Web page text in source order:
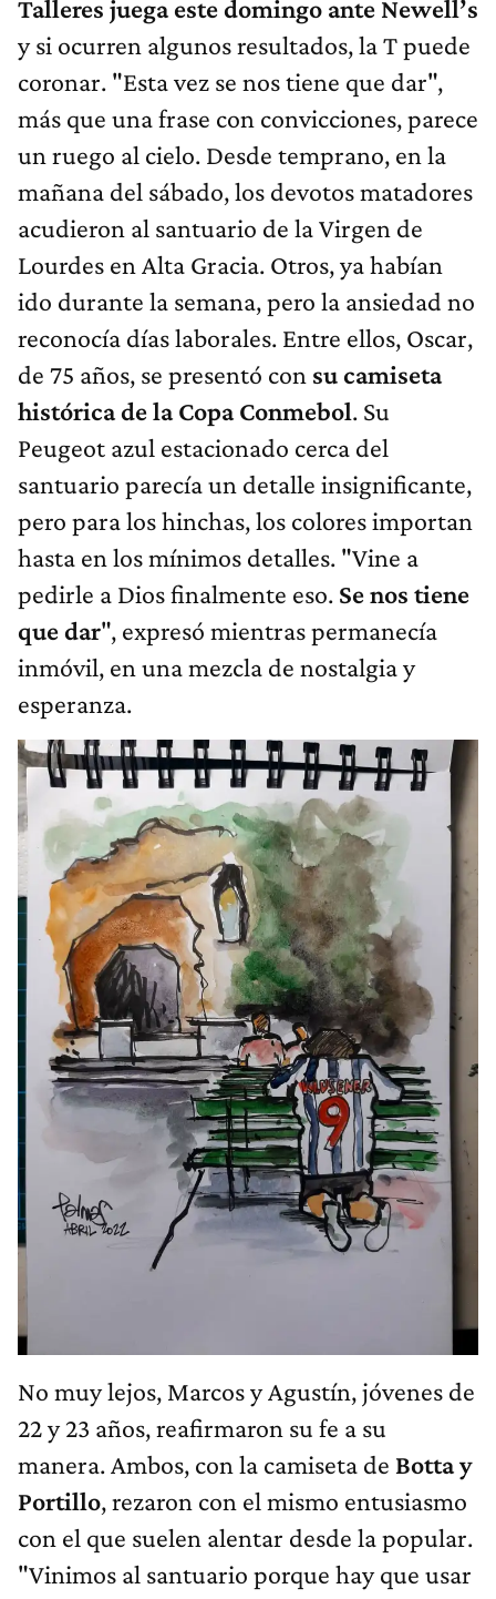
Talleres juega este domingo ante Newell’s
y si ocurren algunos resultados, la T puede
coronar. "Esta vez se nos tiene que dar",
más que una frase con convicciones, parece
un ruego al cielo. Desde temprano, en la
mañana del sábado, los devotos matadores
acudieron al santuario de la Virgen de
Lourdes en Alta Gracia. Otros, ya habían
ido durante la semana, pero la ansiedad no
reconocía días laborales. Entre ellos, Oscar,
de 75 años, se presentó con su camiseta
histórica de la Copa Conmebol. Su
Peugeot azul estacionado cerca del
santuario parecía un detalle insignificante,
pero para los hinchas, los colores importan
hasta en los mínimos detalles. "Vine a
pedirle a Dios finalmente eso. Se nos tiene
que dar", expresó mientras permanecía
inmóvil, en una mezcla de nostalgia y
esperanza.
No muy lejos, Marcos y Agustín, jóvenes de
22 y 23 años, reafirmaron su fe a su
manera. Ambos, con la camiseta de Botta y
Portillo, rezaron con el mismo entusiasmo
con el que suelen alentar desde la popular.
"Vinimos al santuario porque hay que usar